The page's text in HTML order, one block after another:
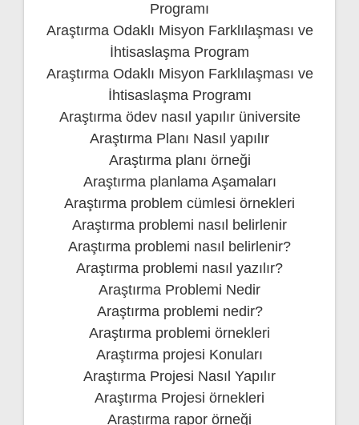
Programı
Araştırma Odaklı Misyon Farklılaşması ve
İhtisaslaşma Program
Araştırma Odaklı Misyon Farklılaşması ve
İhtisaslaşma Programı
Araştırma ödev nasıl yapılır üniversite
Araştırma Planı Nasıl yapılır
Araştırma planı örneği
Araştırma planlama Aşamaları
Araştırma problem cümlesi örnekleri
Araştırma problemi nasıl belirlenir
Araştırma problemi nasıl belirlenir?
Araştırma problemi nasıl yazılır?
Araştırma Problemi Nedir
Araştırma problemi nedir?
Araştırma problemi örnekleri
Araştırma projesi Konuları
Araştırma Projesi Nasıl Yapılır
Araştırma Projesi örnekleri
Araştırma rapor örneği